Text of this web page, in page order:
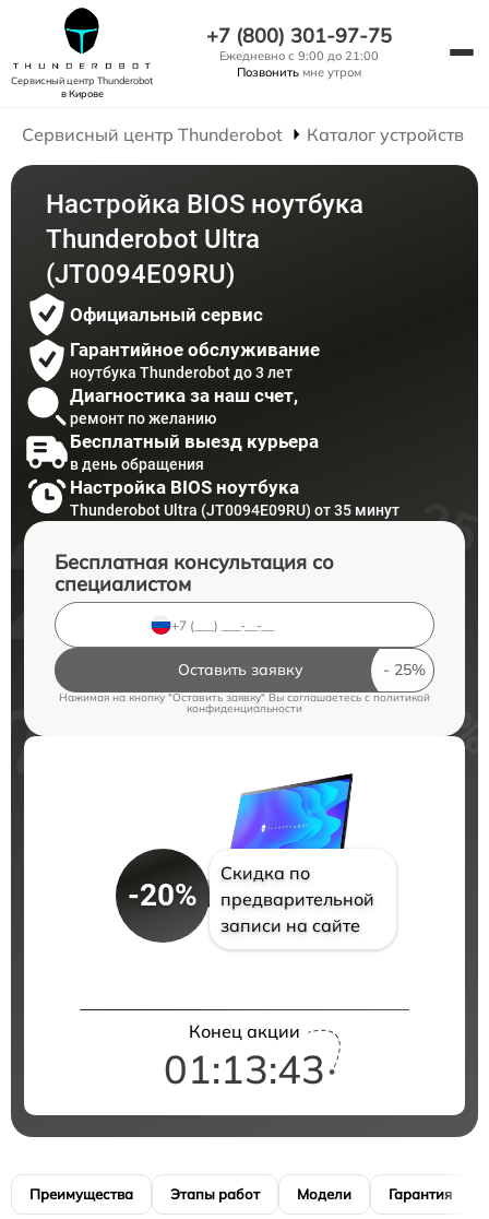
Сервисный центр Thunderobot
в Кирове
+7 (800) 301-97-75
Ежедневно с 9:00 до 21:00
Позвонить мне утром
Сервисный центр Thunderobot Каталог устройств
Настройка BIOS ноутбука
Thunderobot Ultra
(JT0094E09RU)
Официальный сервис
Гарантийное обслуживание
ноутбука Thunderobot до 3 лет
Диагностика за наш счет,
ремонт по желанию
Бесплатный выезд курьера
в день обращения
Настройка BIOS ноутбука
Thunderobot Ultra (JT0094E09RU) от 35 минут
Бесплатная консультация со
специалистом
Оставить заявку
Нажимая на кнопку "Оставить заявку" Вы соглашаетесь cполитикой
конфиденциальности
-20%
Скидка по
предварительной
записи на сайте
Конец акции
01:13:42
Преимущества Этапы работ Модели Гарантия